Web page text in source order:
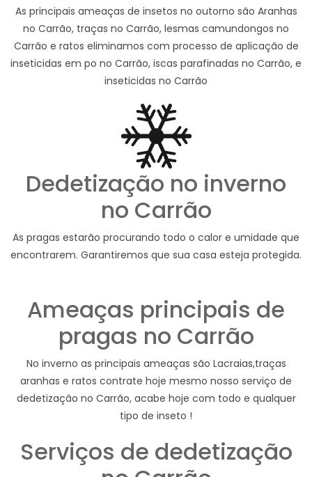
As principais ameaças de insetos no outorno são Aranhas
no Carrão, traças no Carrão, lesmas camundongos no
Carrão e ratos eliminamos com processo de aplicação de
inseticidas em po no Carrão, iscas parafinadas no Carrão, e
inseticidas no Carrão
Dedetização no inverno
no Carrão
As pragas estarão procurando todo o calor e umidade que
encontrarem. Garantiremos que sua casa esteja protegida.
Ameaças principais de
pragas no Carrão
No inverno as principais ameaças são Lacraias,traças
aranhas e ratos contrate hoje mesmo nosso serviço de
dedetização no Carrão, acabe hoje com todo e qualquer
tipo de inseto !
Serviços de dedetização